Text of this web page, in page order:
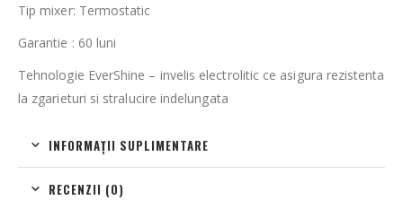
Tip mixer: Termostatic
Garantie : 60 luni
Tehnologie EverShine – invelis electrolitic ce asigura rezistenta
la zgarieturi si stralucire indelungata
INFORMAȚII SUPLIMENTARE
RECENZII (0)